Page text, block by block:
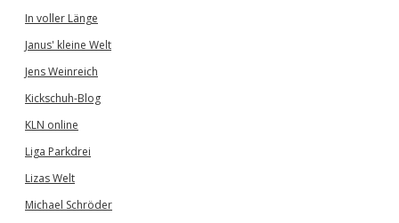
In voller Länge
Janus' kleine Welt
Jens Weinreich
Kickschuh-Blog
KLN online
Liga Parkdrei
Lizas Welt
Michael Schröder